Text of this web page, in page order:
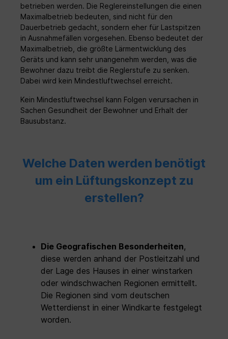
betrieben werden. Die Reglereinstellungen die einen
Maximalbetrieb bedeuten, sind nicht für den
Dauerbetrieb gedacht, sondern eher für Lastspitzen
in Ausnahmefällen vorgesehen. Ebenso bedeutet der
Maximalbetrieb, die größte Lärmentwicklung des
Geräts und kann sehr unangenehm werden, was die
Bewohner dazu treibt die Reglerstufe zu senken.
Dabei wird kein Mindestluftwechsel erreicht.
Kein Mindestluftwechsel kann Folgen verursachen in
Sachen Gesundheit der Bewohner und Erhalt der
Bausubstanz.
Welche Daten werden benötigt
um ein Lüftungskonzept zu
erstellen?
Die Geografischen Besonderheiten,
diese werden anhand der Postleitzahl und
der Lage des Hauses in einer winstarken
oder windschwachen Regionen ermittellt.
Die Regionen sind vom deutschen
Wetterdienst in einer Windkarte festgelegt
worden.